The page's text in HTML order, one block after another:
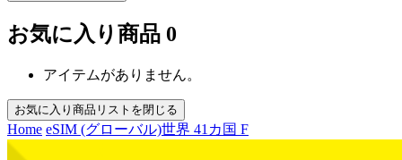
お気に入り商品 0
アイテムがありません。
お気に入り商品リストを閉じる
Home eSIM (グローバル)世界 41カ国 F